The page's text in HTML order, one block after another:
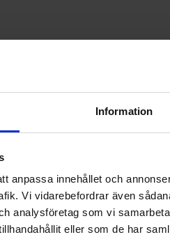
Information
anpassa innehållet och
Vi vidarebefordrar även
analysföretag som vi
eller som de har